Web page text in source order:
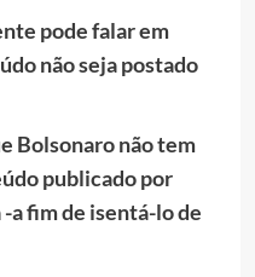
pode falar em
não seja postado
Bolsonaro não tem
publicado por
a fim de isentá-lo de